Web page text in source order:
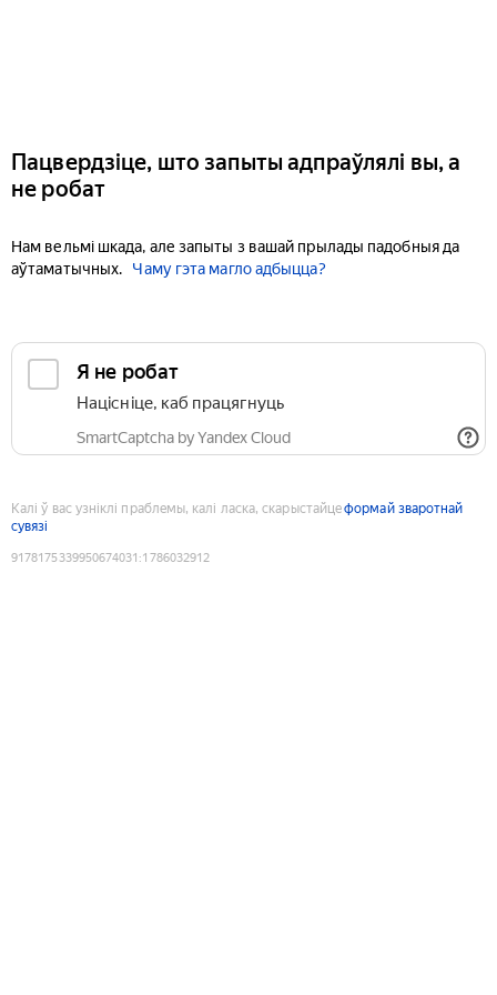
Пацвердзіце, што запыты адпраўлялі вы, а
не робат
Нам вельмі шкада, але запыты з вашай прылады падобныя да
аўтаматычных.
Чаму гэта магло адбыцца?
Я не робат
Націсніце, каб працягнуць
SmartCaptcha by Yandex Cloud
Калі ў вас узніклі праблемы, калі ласка, скарыстайцеформай зваротнай
сувязі
9178175339950674031 :1786032912